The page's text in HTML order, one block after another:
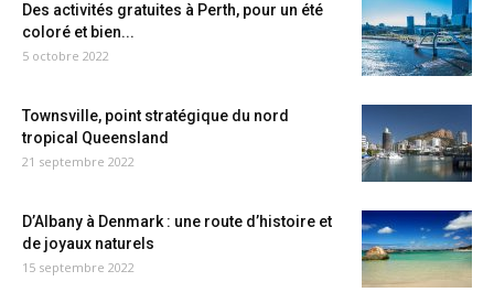
Des activités gratuites à Perth, pour un été
coloré et bien...
5 octobre 2022
Townsville, point stratégique du nord
tropical Queensland
21 septembre 2022
D’Albany à Denmark : une route d’histoire et
de joyaux naturels
15 septembre 2022